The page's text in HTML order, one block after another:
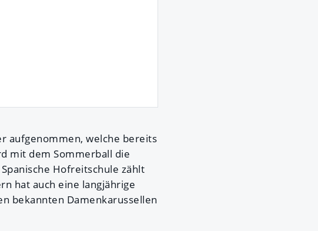
aufgenommen, welche bereits
mit dem Sommerball die
Hofreitschule zählt
hat auch eine langjährige
bekannten Damenkarussellen